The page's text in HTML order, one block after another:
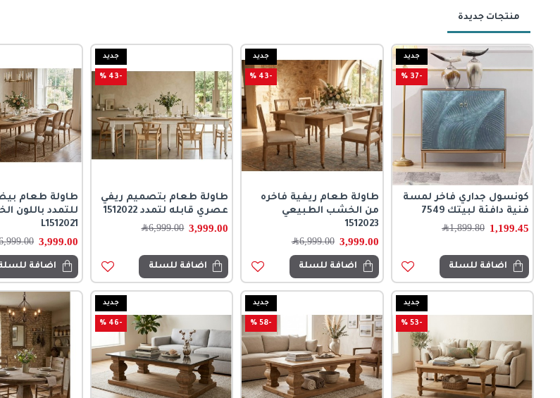
منتجات جديدة
جديد
-37 %
كونسول جداري فاخر لمسة
فنية دافئة لبيتك 7549
1,199.45
1,899.80﷼
اضافة للسلة
جديد
-43 %
طاولة طعام ريفية فاخره
من الخشب الطبيعي
1512023
3,999.00
6,999.00﷼
اضافة للسلة
جديد
-43 %
طاولة طعام بتصميم ريفي
عصري قابله لتمدد 1512022
3,999.00
6,999.00﷼
اضافة للسلة
طاولة طعام
للتمدد باللون
L1512021
3,999.00
اضافة
جديد
-53 %
جديد
-58 %
جديد
-46 %